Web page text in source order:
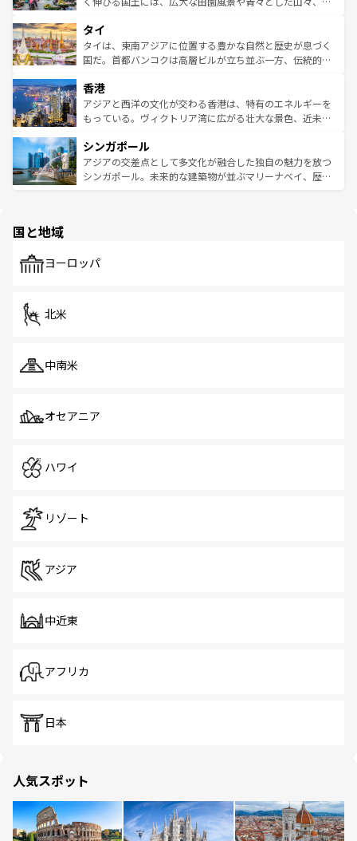
リティに包まれながら、韓国の多彩な魅力を心ゆくまで味
わってみてほしい。 なお、新着の韓国情報はコンテンツ一
覧を参照してほしい。
急速な発展と共に伝統が息づく。ハノイの古い町並みやホ
ーチミン市のフランス統治時代の建物も、独特の雰囲気を
醸し出している。また、バラエティの豊かさとおいしさで
とつ。フォーやバインミー、ベトナムコーヒーなどは、ぜ
ひ現地で味わいたい。どの地域を訪れてもあたたかい人々
が旅行者を迎えてくれるので、きっと忘れられない旅にな
参照してほしい。
タイ
タイは、東南アジアに位置する豊かな自然と歴史が息づく
国だ。首都バンコクは高層ビルが立ち並ぶ一方、伝統的な
の活気が交差している。北部ではチェンマイなどの山岳地
帯で自然と触れ合い、南部ではプーケットやクラビの美し
いビーチでリゾート気分を楽しむことができる。タイ料理
激する。気候は一年中温暖で、どの季節にも異なる楽しみ
が待っている。親しみやすいタイの人々、仏教を中心とし
た文化、そして多様な観光資源が、訪れる旅人を魅了し続
香港
アジアと西洋の文化が交わる香港は、特有のエネルギーを
もっている。ヴィクトリア湾に広がる壮大な景色、近未来
み、どこを訪れても感動するはず。観光スポットが密集し
ており、効率よく見どころを回れるのも魅力。息をのむよ
うな絶景から文化的な体験まで、香港を存分に楽しみ尽く
シンガポール
アジアの交差点として多文化が融合した独自の魅力を放つ
シンガポール。未来的な建築物が並ぶマリーナベイ、歴史
で、ホーカーズは地元の風情を楽しめる外せないスポット
国と地域
ヨーロッパ
北米
中南米
オセアニア
ハワイ
リゾート
アジア
中近東
アフリカ
日本
人気スポット